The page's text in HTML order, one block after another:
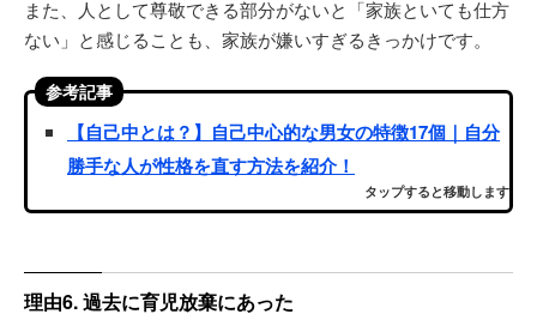
また、人として尊敬できる部分がないと「家族といても仕方
ない」と感じることも、家族が嫌いすぎるきっかけです。
参考記事
【自己中とは？】自己中心的な男女の特徴17個｜自分
勝手な人が性格を直す方法を紹介！
タップすると移動します
理由6. 過去に育児放棄にあった